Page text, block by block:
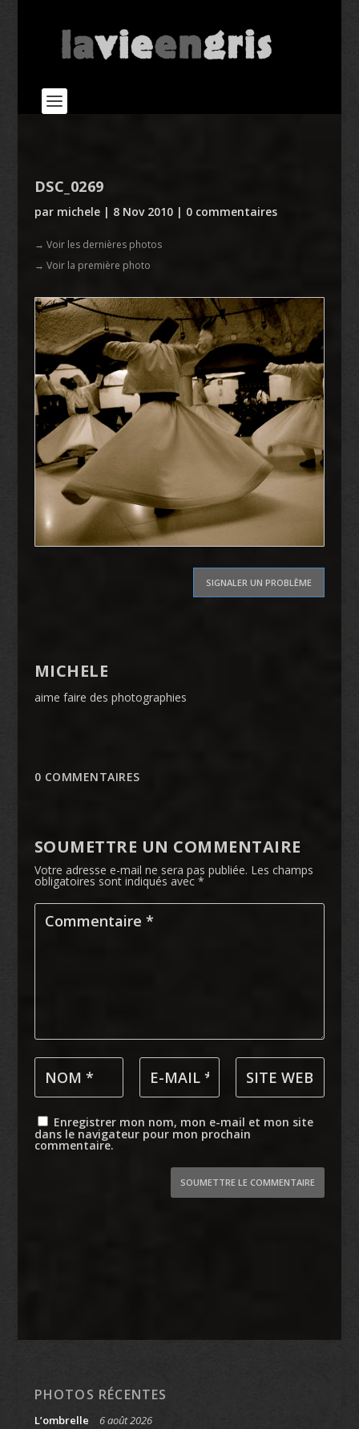
DSC_0269
par michele| 8 Nov 2010| 0 commentaires
→ Voir les dernières photos
→ Voir la première photo
SIGNALER UN PROBLÈME
MICHELE
aime faire des photographies
0 COMMENTAIRES
SOUMETTRE UN COMMENTAIRE
Votre adresse e-mail ne sera pas publiée. Les champs
obligatoires sont indiqués avec *
Enregistrer mon nom, mon e-mail et mon site
dans le navigateur pour mon prochain
commentaire.
SOUMETTRE LE COMMENTAIRE
PHOTOS RÉCENTES
L’ombrelle 6 août 2026